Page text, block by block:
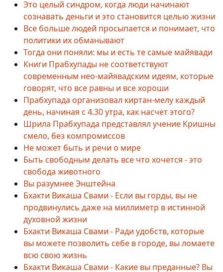
Это целый синдром, когда люди начинают
сознавать деньги и это становится целью жизни
Все больше людей просыпается и понимает, что
политики их обманывают
Тогда они поняли: мы и есть те самые майявади
Книги Прабхупады не соответствуют
современным нео-майявадским идеям, которые
говорят, что все равны и все хороши
Прабхупада организовал киртан-мелу каждый
день, начиная с 4.30 утра, как насчет этого?
Шрила Прабхупада представлял учение Кришны
смело, без компромиссов
Не может быть и речи о мире
Быть свободным делать все что хочется - это
свобода животного
Вы разумнее Энштейна
Бхакти Викаша Свами - Если вы горды, вы не
продвинулись даже на миллиметр в истинной
духовной жизни
Бхакти Викаша Свами - Ради удобств, которые
вы можете позволить себе в городе, вы ломаете
всю свою жизнь
Бхакти Викаша Свами - Какие вы преданные? Вы